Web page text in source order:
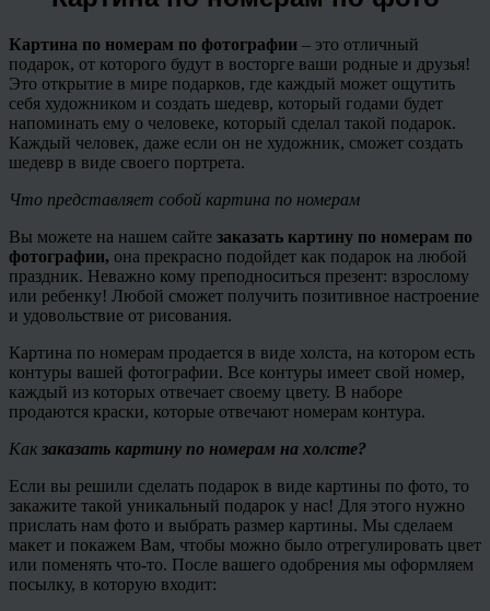
Картина по номерам по фотографии – это отличный
подарок, от которого будут в восторге ваши родные и друзья!
Это открытие в мире подарков, где каждый может ощутить
себя художником и создать шедевр, который годами будет
напоминать ему о человеке, который сделал такой подарок.
Каждый человек, даже если он не художник, сможет создать
шедевр в виде своего портрета.
Что представляет собой картина по номерам
Вы можете на нашем сайте заказать картину по номерам по
фотографии, она прекрасно подойдет как подарок на любой
праздник. Неважно кому преподноситься презент: взрослому
или ребенку! Любой сможет получить позитивное настроение
и удовольствие от рисования.
Картина по номерам продается в виде холста, на котором есть
контуры вашей фотографии. Все контуры имеет свой номер,
каждый из которых отвечает своему цвету. В наборе
продаются краски, которые отвечают номерам контура.
Как заказать картину по номерам на холсте?
Если вы решили сделать подарок в виде картины по фото, то
закажите такой уникальный подарок у нас! Для этого нужно
прислать нам фото и выбрать размер картины. Мы сделаем
макет и покажем Вам, чтобы можно было отрегулировать цвет
или поменять что-то. После вашего одобрения мы оформляем
посылку, в которую входит: